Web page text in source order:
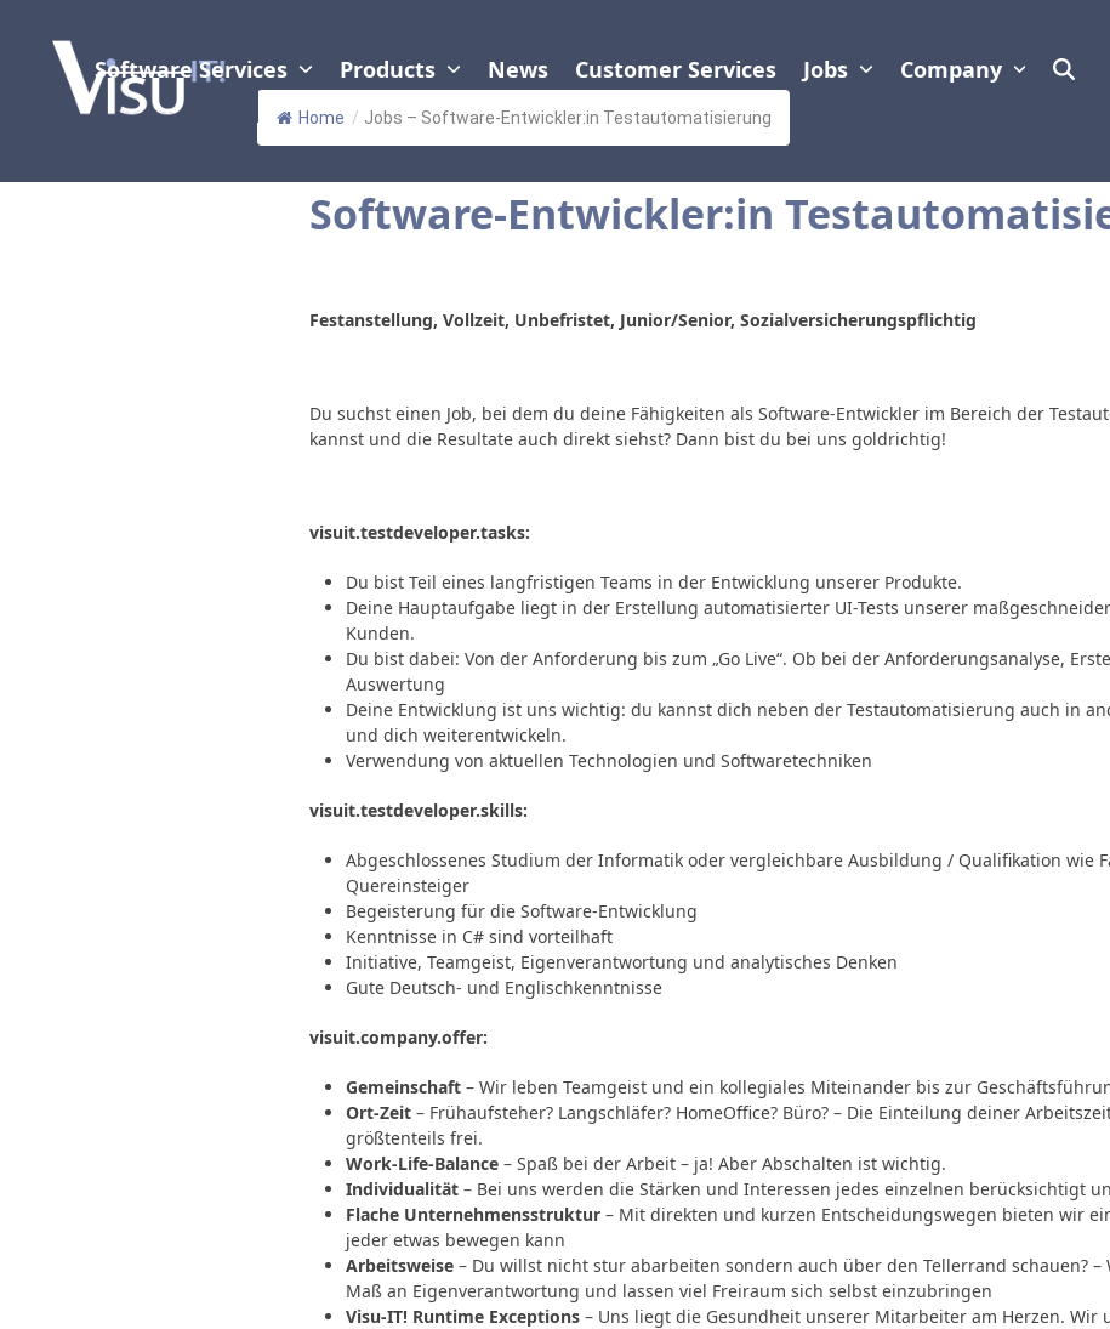
content
Software Services Products News Customer Services Jobs Company
Home / Jobs – Software-Entwickler:in Testautomatisierung
Software-Entwickler:in
Festanstellung, Vollzeit, Unbefristet, Junior/Senior, Sozialversicherungspflichtig
Du suchst einen Job, bei dem du deine Fähigkeiten als Software-Entwickler im Bereich der
kannst und die Resultate auch direkt siehst? Dann bist du bei uns goldrichtig!
visuit.testdeveloper.tasks:
Du bist Teil eines langfristigen Teams in der Entwicklung unserer Produkte.
Deine Hauptaufgabe liegt in der Erstellung automatisierter UI-Tests unserer
Kunden.
Du bist dabei: Von der Anforderung bis zum „Go Live“. Ob bei der Anforderungsanalyse,
Auswertung
Deine Entwicklung ist uns wichtig: du kannst dich neben der Testautomatisierung auch in
und dich weiterentwickeln.
Verwendung von aktuellen Technologien und Softwaretechniken
visuit.testdeveloper.skills:
Abgeschlossenes Studium der Informatik oder vergleichbare Ausbildung / Qualifikation wie
Quereinsteiger
Begeisterung für die Software-Entwicklung
Kenntnisse in C# sind vorteilhaft
Initiative, Teamgeist, Eigenverantwortung und analytisches Denken
Gute Deutsch- und Englischkenntnisse
visuit.company.offer:
Gemeinschaft – Wir leben Teamgeist und ein kollegiales Miteinander bis zur
Ort-Zeit– Frühaufsteher? Langschläfer? HomeOffice? Büro? – Die Einteilung deiner
größtenteils frei.
Work-Life-Balance – Spaß bei der Arbeit – ja! Aber Abschalten ist wichtig.
Individualität – Bei uns werden die Stärken und Interessen jedes einzelnen berücksichtigt
Flache Unternehmensstruktur – Mit direkten und kurzen Entscheidungswegen bieten wir
jeder etwas bewegen kann
Arbeitsweise – Du willst nicht stur abarbeiten sondern auch über den Tellerrand schauen? –
Maß an Eigenverantwortung und lassen viel Freiraum sich selbst einzubringen
Visu-IT! Runtime Exceptions – Uns liegt die Gesundheit unserer Mitarbeiter am Herzen. Wir